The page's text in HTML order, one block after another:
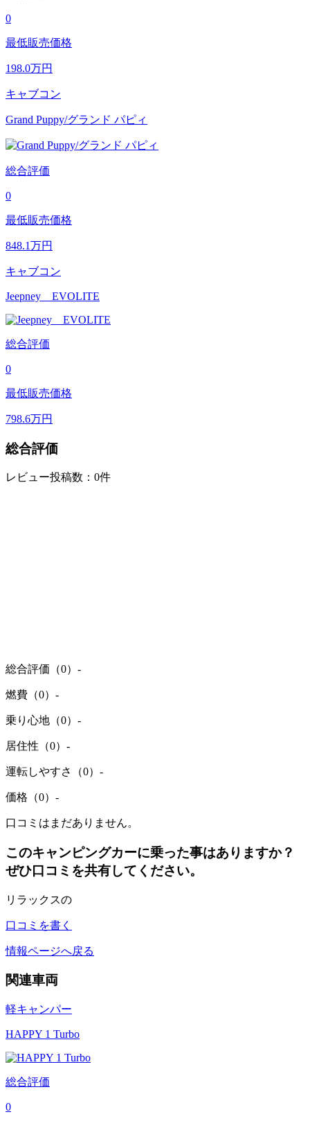
0
最低販売価格
198.0万円
キャブコン
Grand Puppy/グランド パピィ
総合評価
0
最低販売価格
848.1万円
キャブコン
Jeepney EVOLITE
総合評価
0
最低販売価格
798.6万円
総合評価
レビュー投稿数：0件
総合評価（0） -
燃費（0） -
乗り心地（0） -
居住性（0） -
運転しやすさ（0） -
価格（0） -
口コミはまだありません。
このキャンピングカーに乗った事はありますか？
ぜひ口コミを共有してください。
リラックスの
口コミを書く
情報ページへ戻る
関連車両
軽キャンパー
HAPPY 1 Turbo
総合評価
0